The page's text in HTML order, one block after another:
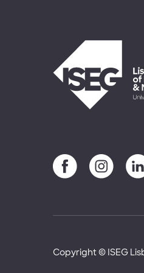
Copyright © ISEG